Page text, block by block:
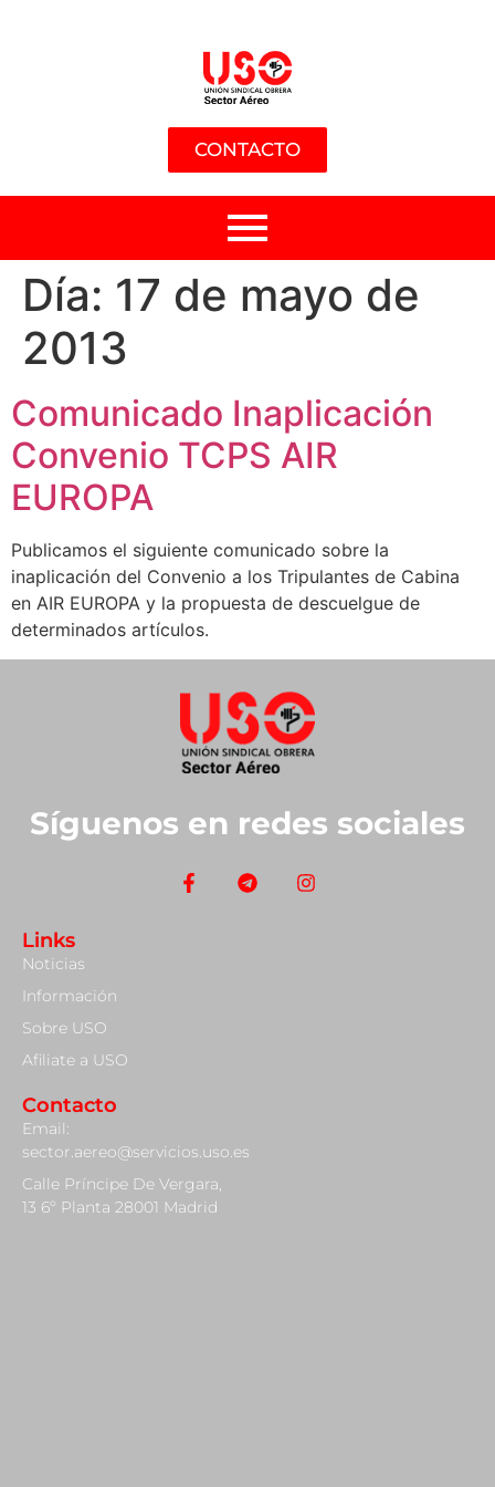
CONTACTO
Día: 17 de mayo de
2013
Comunicado Inaplicación
Convenio TCPS AIR
EUROPA
Publicamos el siguiente comunicado sobre la
inaplicación del Convenio a los Tripulantes de Cabina
en AIR EUROPA y la propuesta de descuelgue de
determinados artículos.
Síguenos en redes sociales
Links
Noticias
Información
Sobre USO
Afiliate a USO
Contacto
Email:
sector.aereo@servicios.uso.es
Calle Príncipe De Vergara,
13 6º Planta 28001 Madrid